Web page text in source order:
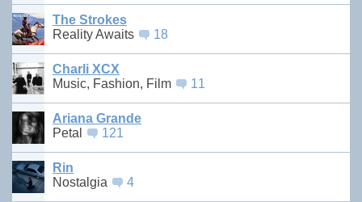
The Strokes
Reality Awaits
18
Charli XCX
Music, Fashion, Film
11
Ariana Grande
Petal
121
Rin
Nostalgia
4